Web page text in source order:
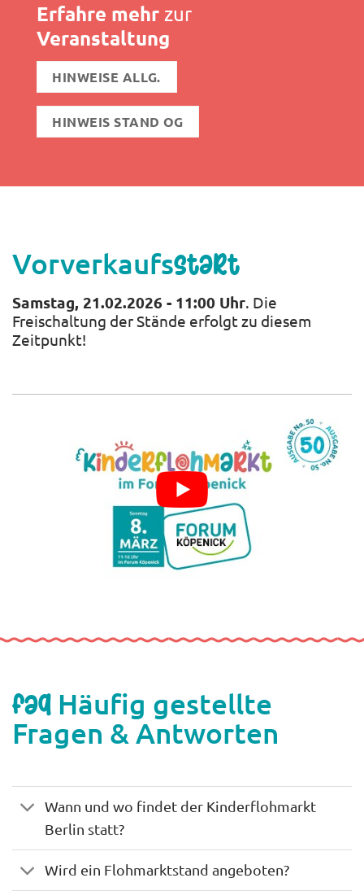
Erfahre mehrzur
Veranstaltung
HINWEISE ALLG.
HINWEIS STAND OG
Vorverkaufsstart
Samstag, 21.02.2026 - 11:00 Uhr. Die
Freischaltung der Stände erfolgt zu diesem
Zeitpunkt!
FAQ Häufig gestellte
Fragen & Antworten
Wann und wo findet der Kinderflohmarkt
Berlin statt?
Wird ein Flohmarktstand angeboten?